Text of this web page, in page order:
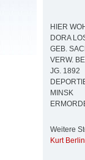
HIER
DORA
GEB.
VERW.
JG. 1892
MINSK
Weitere
Kurt Berlin